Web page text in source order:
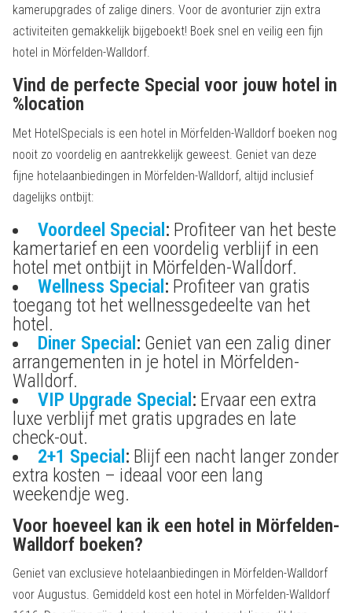
kamerupgrades of zalige diners. Voor de avonturier zijn extra
activiteiten gemakkelijk bijgeboekt! Boek snel en veilig een fijn
hotel in Mörfelden-Walldorf.
Vind de perfecte Special voor jouw hotel in
%location
Met HotelSpecials is een hotel in Mörfelden-Walldorf boeken nog
nooit zo voordelig en aantrekkelijk geweest. Geniet van deze
fijne hotelaanbiedingen in Mörfelden-Walldorf, altijd inclusief
dagelijks ontbijt:
Voordeel Special: Profiteer van het beste
kamertarief en een voordelig verblijf in een
hotel met ontbijt in Mörfelden-Walldorf.
Wellness Special: Profiteer van gratis
toegang tot het wellnessgedeelte van het
hotel.
Diner Special: Geniet van een zalig diner
arrangementen in je hotel in Mörfelden-
Walldorf.
VIP Upgrade Special: Ervaar een extra
luxe verblijf met gratis upgrades en late
check-out.
2+1 Special: Blijf een nacht langer zonder
extra kosten – ideaal voor een lang
weekendje weg.
Voor hoeveel kan ik een hotel in Mörfelden-
Walldorf boeken?
Geniet van exclusieve hotelaanbiedingen in Mörfelden-Walldorf
voor Augustus. Gemiddeld kost een hotel in Mörfelden-Walldorf